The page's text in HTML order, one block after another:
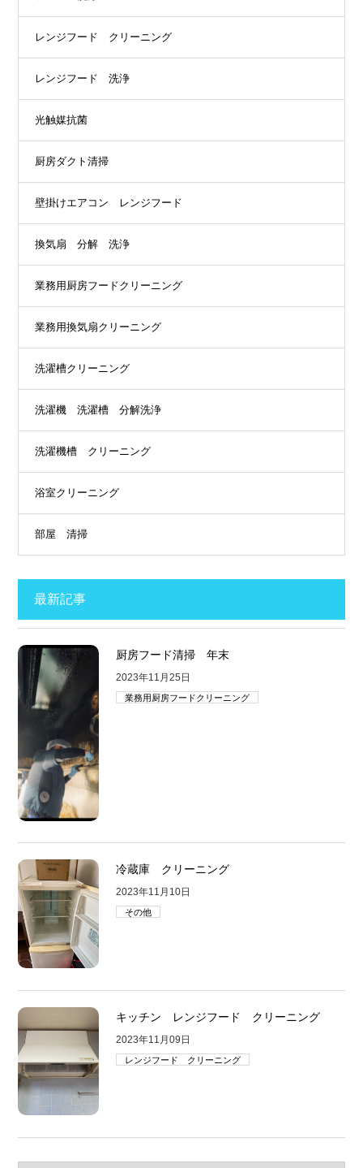
レンジフード クリーニング
レンジフード 洗浄
光触媒抗菌
厨房ダクト清掃
壁掛けエアコン レンジフード
換気扇 分解 洗浄
業務用厨房フードクリーニング
業務用換気扇クリーニング
洗濯槽クリーニング
洗濯機 洗濯槽 分解洗浄
洗濯機槽 クリーニング
浴室クリーニング
部屋 清掃
最新記事
厨房フード清掃 年末
2023年11月25日
業務用厨房フードクリーニング
冷蔵庫 クリーニング
2023年11月10日
その他
キッチン レンジフード クリーニング
2023年11月09日
レンジフード クリーニング